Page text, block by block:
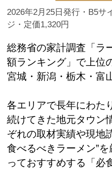
2026年2月25日発行・B5サ
ジ・定価1,320円
総務省の家計調査「ラ
額ランキング」で上位
宮城・新潟・栃木・富
各エリアで長年にわた
続けてきた地元タウン
ぞれの取材実績や現地
食べるべきラーメン”
っておすすめする「必